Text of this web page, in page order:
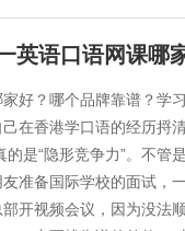
英语口语网课哪
好？哪个品牌靠谱？学
在香港学口语的经历捋
是“隐形竞争力”。不管
准备国际学校的面试，
开视频会议，因为没法